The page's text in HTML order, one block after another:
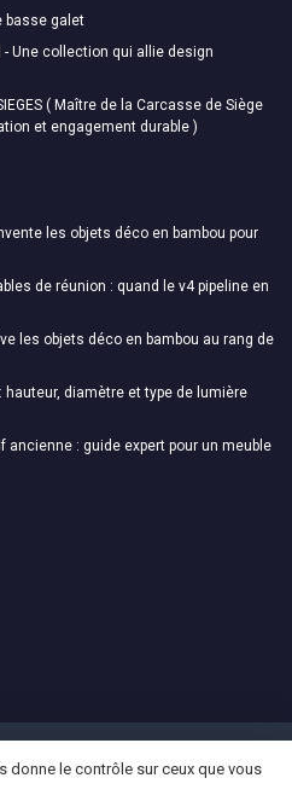
basse galet
- Une collection qui allie design
( Maître de la Carcasse de Siège
et engagement durable )
les objets déco en bambou pour
de réunion : quand le v4 pipeline en
les objets déco en bambou au rang de
diamètre et type de lumière
: guide expert pour un meuble
Politique de confidentialité
donne le contrôle sur ceux que vous